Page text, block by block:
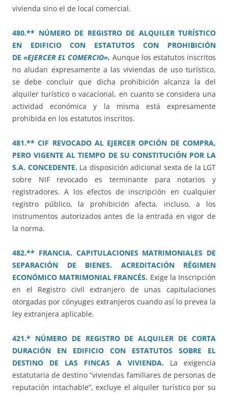
vivienda sino el de local comercial.
480.** NÚMERO DE REGISTRO DE ALQUILER TURÍSTICO
EN EDIFICIO CON ESTATUTOS CON PROHIBICIÓN
DE«EJERCER EL COMERCIO». Aunque los estatutos inscritos
no aludan expresamente a las viviendas de uso turístico,
se debe concluir que dicha prohibición alcanza la del
alquiler turístico o vacacional, en cuanto se considera una
actividad económica y la misma está expresamente
prohibida en los estatutos inscritos.
481.** CIF REVOCADO AL EJERCER OPCIÓN DE COMPRA,
PERO VIGENTE AL TIEMPO DE SU CONSTITUCIÓN POR LA
S.A. CONCEDENTE. La disposición adicional sexta de la LGT
sobre NIF revocado es terminante para notarios y
registradores. A los efectos de inscripción en cualquier
registro público, la prohibición afecta, incluso, a los
instrumentos autorizados antes de la entrada en vigor de
la norma.
482.** FRANCIA. CAPITULACIONES MATRIMONIALES DE
SEPARACIÓN DE BIENES. ACREDITACIÓN RÉGIMEN
ECONÓMICO MATRIMONIAL FRANCÉS. Exige la Inscripción
en el Registro civil extranjero de unas capitulaciones
otorgadas por cónyuges extranjeros cuando así lo prevea la
ley extranjera aplicable.
421.* NÚMERO DE REGISTRO DE ALQUILER DE CORTA
DURACIÓN EN EDIFICIO CON ESTATUTOS SOBRE EL
DESTINO DE LAS FINCAS A VIVIENDA.La exigencia
estatutaria de destino “viviendas familiares de personas de
reputación intachable”, excluye el alquiler turístico por su